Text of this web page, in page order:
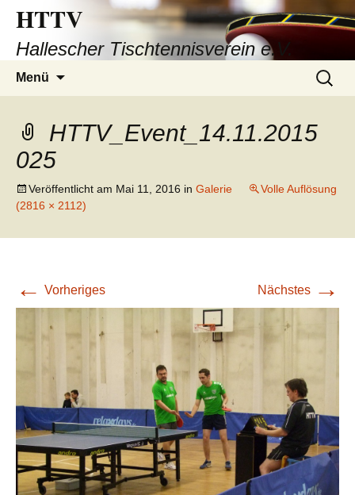
HTTV
Hallescher Tischtennisverein e.V.
Menü
Suchen
nach:
HTTV_Event_14.11.2015
025
Veröffentlicht am Mai 11, 2016 in Galerie
Volle Auflösung
(2816 × 2112)
← Vorheriges Nächstes →